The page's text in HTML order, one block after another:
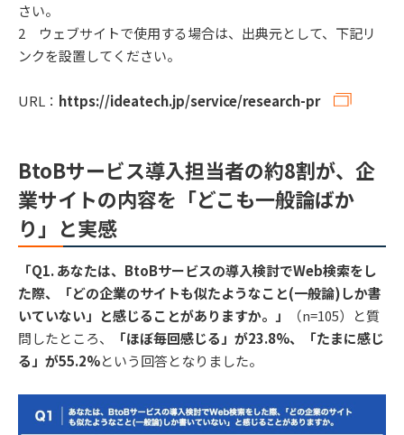
さい。
2 ウェブサイトで使用する場合は、出典元として、下記リ
ンクを設置してください。
URL： https://ideatech.jp/service/research-pr
BtoBサービス導入担当者の約8割が、企
業サイトの内容を「どこも一般論ばか
り」と実感
「Q1. あなたは、BtoBサービスの導入検討でWeb検索をし
た際、「どの企業のサイトも似たようなこと(一般論)しか書
いていない」と感じることがありますか。」
（n=105）と質
問したところ、
「ほぼ毎回感じる」が23.8%、「たまに感じ
る」が55.2%という回答となりました。